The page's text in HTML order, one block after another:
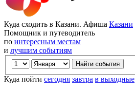
Куда сходить в Казани. Афиша Казани
Помощник и путеводитель
по интересным местам
и лучшим событиям
Куда пойти сегодня завтра в выходные